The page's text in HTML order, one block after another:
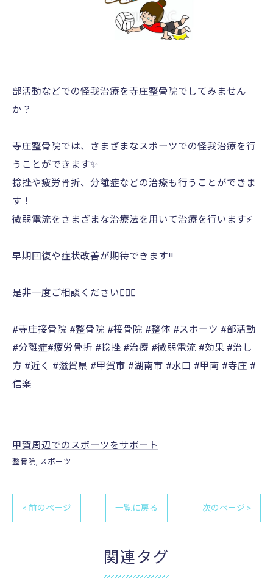
部活動などでの怪我治療を寺庄整骨院でしてみません
か？
寺庄整骨院では、さまざまなスポーツでの怪我治療を行
うことができます✨
捻挫や疲労骨折、分離症などの治療も行うことができま
す！
微弱電流をさまざまな治療法を用いて治療を行います⚡️
早期回復や症状改善が期待できます‼️
是非一度ご相談ください🙇🏻‍♀️
#寺庄接骨院 #整骨院 #接骨院 #整体 #スポーツ #部活動
#分離症#疲労骨折 #捻挫 #治療 #微弱電流 #効果 #治し
方 #近く #滋賀県 #甲賀市 #湖南市 #水口 #甲南 #寺庄 #
信楽
甲賀周辺でのスポーツをサポート
整骨院 スポーツ
< 前のページ 一覧に戻る 次のページ >
関連タグ